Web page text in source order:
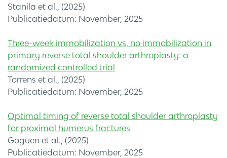
Stanila et al., (2025)
Publicatiedatum: November, 2025
Three-week immobilization vs. no immobilization in
primary reverse total shoulder arthroplasty: a
randomized controlled trial
Torrens et al., (2025)
Publicatiedatum: November, 2025
Optimal timing of reverse total shoulder arthroplasty
for proximal humerus fractures
Goguen et al., (2025)
Publicatiedatum: November, 2025